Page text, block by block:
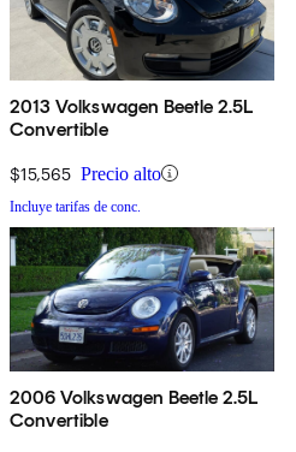
2013 Volkswagen Beetle 2.5L
Convertible
$15,565 Precio alto
Incluye tarifas de conc.
2006 Volkswagen Beetle 2.5L
Convertible